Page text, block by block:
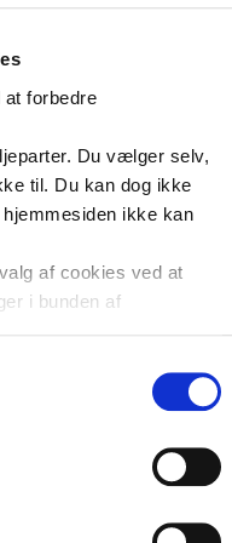
forbedre
Du vælger selv,
til. Du kan dog ikke
ikke kan
af cookies ved at
i bunden af
vores hjemmeside ved
personoplysningerher.